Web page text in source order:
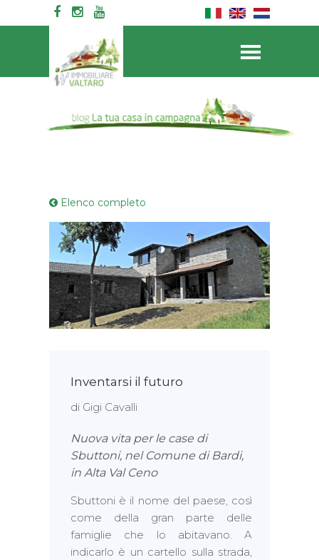
Elenco completo
Inventarsi il futuro
di Gigi Cavalli
Nuova vita per le case di
Sbuttoni, nel Comune di Bardi,
in Alta Val Ceno
Sbuttoni è il nome del paese, così
come della gran parte delle
famiglie che lo abitavano. A
indicarlo è un cartello sulla strada,